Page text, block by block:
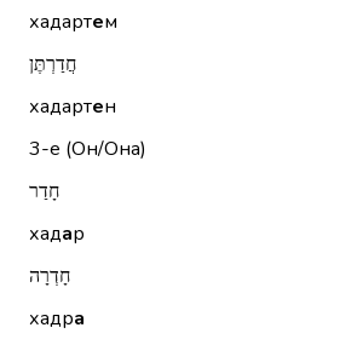
хадартем
חֲדַרְתֶּן
хадартен
3-е (Он/Она)
חָדַר
хадар
חָדְרָה
хадра